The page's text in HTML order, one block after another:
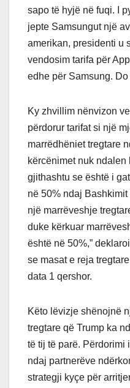
sapo të hyjë në fuqi. I
jepte Samsungut një
amerikan, presidenti u
vendosim tarifa për
edhe për Samsung.
Ky zhvillim nënvizon
përdorur tarifat si një
marrëdhëniet tregtare
kërcënimet nuk
gjithashtu se është i
në 50% ndaj
një marrëveshje
duke kërkuar
është në 50%,”
se masat e reja
data 1 qershor.
Këto lëvizje shënojnë
tregtare që Trump ka
të tij të parë. Përdorimi
ndaj partnerëve
strategji kyçe për